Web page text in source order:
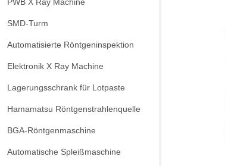
SMD-Turm
Automatisierte Röntgeninspektion
Elektronik X Ray Machine
Lagerungsschrank für Lotpaste
Hamamatsu Röntgenstrahlenquelle
BGA-Röntgenmaschine
Automatische Spleißmaschine